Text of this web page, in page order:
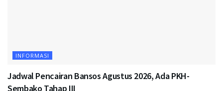
INFORMASI
Jadwal Pencairan Bansos Agustus 2026, Ada PKH-
Sembako Tahap III